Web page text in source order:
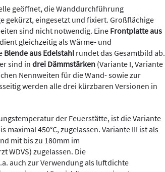
geöffnet, die Wanddurchführung
gekürzt, eingesetzt und fixiert. Großflächige
sind nicht notwendig. Eine Frontplatte aus
gleichzeitig als Wärme- und
Blende aus Edelstahl rundet das Gesamtbild ab.
sind in drei Dämmstärken (Variante I, Variante
Nennweiten für die Wand- sowie zur
werden alle drei kürzbaren Versionen in
der Feuerstätte, ist die Variante
maximal 450°C, zugelassen. Variante III ist als
mit bis zu 180mm im
WDVS) zugelassen. Die
auch zur Verwendung als luftdichte